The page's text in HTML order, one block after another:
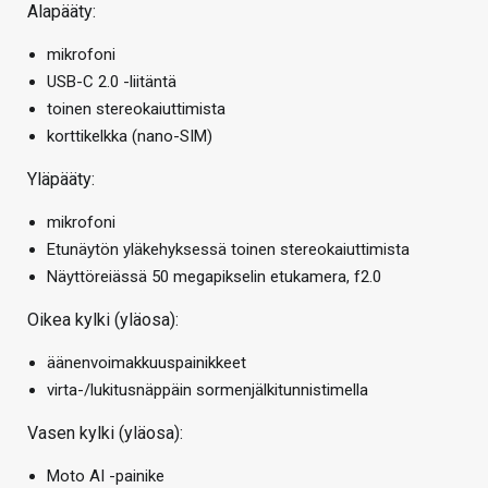
Alapääty:
mikrofoni
USB-C 2.0 -liitäntä
toinen stereokaiuttimista
korttikelkka (nano-SIM)
Yläpääty:
mikrofoni
Etunäytön yläkehyksessä toinen stereokaiuttimista
Näyttöreiässä 50 megapikselin etukamera, f2.0
Oikea kylki (yläosa):
äänenvoimakkuuspainikkeet
virta-/lukitusnäppäin sormenjälkitunnistimella
Vasen kylki (yläosa):
Moto AI -painike